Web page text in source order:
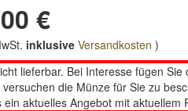
€
inklusive Versandkosten )
lieferbar. Bei Interesse fügen Sie
die Münze für Sie zu
aktuelles Angebot mit aktuellem